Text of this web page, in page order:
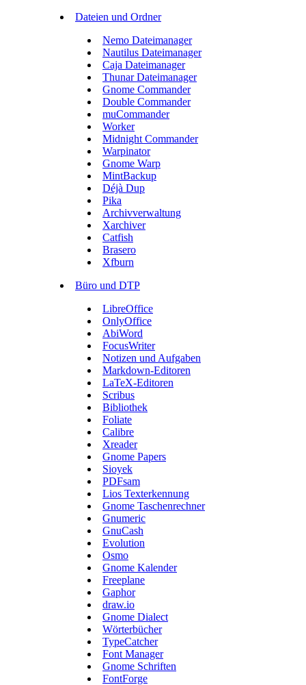
Dateien und Ordner
Nemo Dateimanager
Nautilus Dateimanager
Caja Dateimanager
Thunar Dateimanager
Gnome Commander
Double Commander
muCommander
Worker
Midnight Commander
Warpinator
Gnome Warp
MintBackup
Déjà Dup
Pika
Archivverwaltung
Xarchiver
Catfish
Brasero
Xfburn
Büro und DTP
LibreOffice
OnlyOffice
AbiWord
FocusWriter
Notizen und Aufgaben
Markdown-Editoren
LaTeX-Editoren
Scribus
Bibliothek
Foliate
Calibre
Xreader
Gnome Papers
Sioyek
PDFsam
Lios Texterkennung
Gnome Taschenrechner
Gnumeric
GnuCash
Evolution
Osmo
Gnome Kalender
Freeplane
Gaphor
draw.io
Gnome Dialect
Wörterbücher
TypeCatcher
Font Manager
Gnome Schriften
FontForge